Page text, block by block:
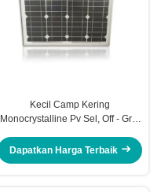
Kecil Camp Kering
Monocrystalline Pv Sel, Off - Grid
Panel
Dapatkan Harga Terbaik